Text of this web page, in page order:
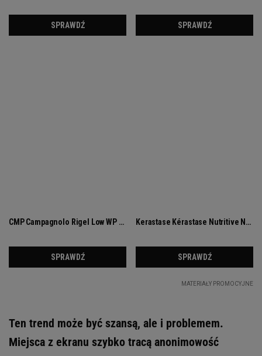
Ten trend może być szansą, ale i problemem.
Miejsca z ekranu szybko tracą anonimowość